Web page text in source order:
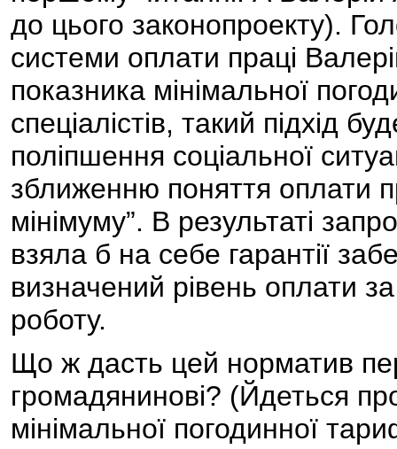
до цього законопроекту).
системи оплати праці
показника мінімальної
спеціалістів, такий підхід
поліпшення соціальної
зближенню поняття оплати
мінімуму”. В результаті
взяла б на себе гарантії
визначений рівень оплати
роботу.
Що ж дасть цей норматив
громадянинові? (Йдеться
мінімальної погодинної